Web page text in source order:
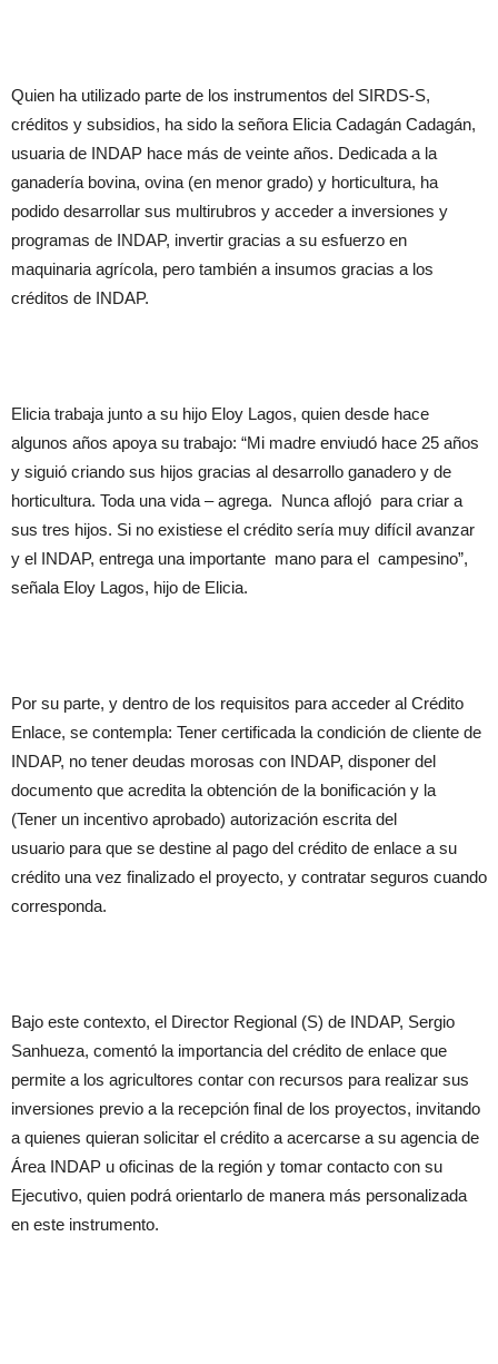
Quien ha utilizado parte de los instrumentos del SIRDS-S,
créditos y subsidios, ha sido la señora Elicia Cadagán Cadagán,
usuaria de INDAP hace más de veinte años. Dedicada a la
ganadería bovina, ovina (en menor grado) y horticultura, ha
podido desarrollar sus multirubros y acceder a inversiones y
programas de INDAP, invertir gracias a su esfuerzo en
maquinaria agrícola, pero también a insumos gracias a los
créditos de INDAP.
Elicia trabaja junto a su hijo Eloy Lagos, quien desde hace
algunos años apoya su trabajo: “Mi madre enviudó hace 25 años
y siguió criando sus hijos gracias al desarrollo ganadero y de
horticultura. Toda una vida – agrega. Nunca aflojó para criar a
sus tres hijos. Si no existiese el crédito sería muy difícil avanzar
y el INDAP, entrega una importante mano para el campesino”,
señala Eloy Lagos, hijo de Elicia.
Por su parte, y dentro de los requisitos para acceder al Crédito
Enlace, se contempla: Tener certificada la condición de cliente de
INDAP, no tener deudas morosas con INDAP, disponer del
documento que acredita la obtención de la bonificación y la
(Tener un incentivo aprobado) autorización escrita del
usuario para que se destine al pago del crédito de enlace a su
crédito una vez finalizado el proyecto, y contratar seguros cuando
corresponda.
Bajo este contexto, el Director Regional (S) de INDAP, Sergio
Sanhueza, comentó la importancia del crédito de enlace que
permite a los agricultores contar con recursos para realizar sus
inversiones previo a la recepción final de los proyectos, invitando
a quienes quieran solicitar el crédito a acercarse a su agencia de
Área INDAP u oficinas de la región y tomar contacto con su
Ejecutivo, quien podrá orientarlo de manera más personalizada
en este instrumento.